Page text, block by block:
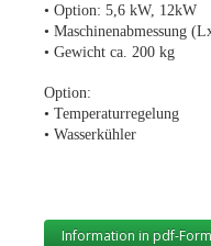
• Option: 5,6 kW, 12kW
• Maschinenabmessung
• Gewicht ca. 200 kg
Option:
• Temperaturregelung
• Wasserkühler
Information in pdf-